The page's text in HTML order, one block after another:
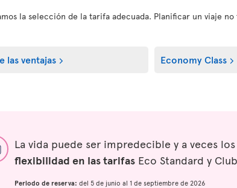
la selección de la tarifa adecuada. Planificar un viaje
las ventajas Economy Class
La vida puede ser impredecible y a veces
flexibilidad en las tarifas Eco Standard y
Periodo de reserva: del 5 de junio al 1 de septiembre de 2026